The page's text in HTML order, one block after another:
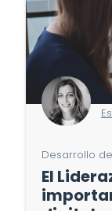
Desarrollo
El